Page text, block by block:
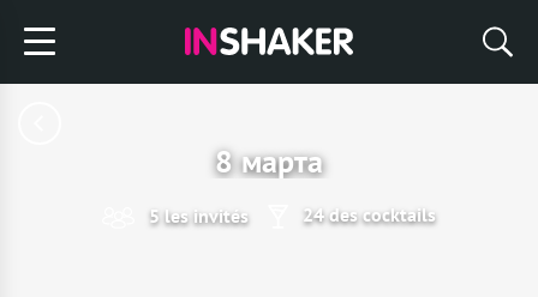
8 марта
5 les invités 24 des cocktails